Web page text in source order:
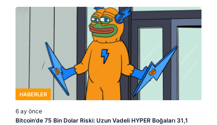
HABERLER
6 ay önce
Bitcoin’de 75 Bin Dolar Riski: Uzun Vadeli HYPER Boğaları 31,1